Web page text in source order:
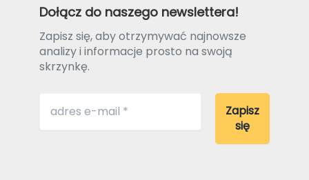
Dołącz do naszego newslettera!
Zapisz się, aby otrzymywać najnowsze
analizy i informacje prosto na swoją
skrzynkę.